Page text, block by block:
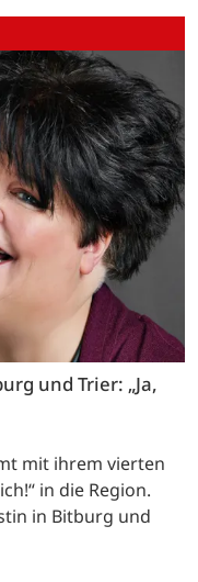
und Trier: „Ja,
mit ihrem vierten
in die Region.
in Bitburg und